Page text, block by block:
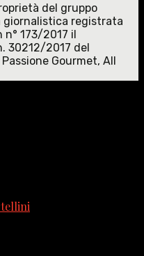
del gruppo
giornalistica registrata
n° 173/2017 il
30212/2017 del
Gourmet, All